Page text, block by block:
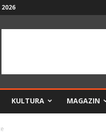
2026
KULTURA MAGAZIN